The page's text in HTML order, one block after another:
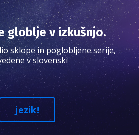
globlje v izkušnjo.
sklope in poglobljene serije,
v slovenski
jezik!